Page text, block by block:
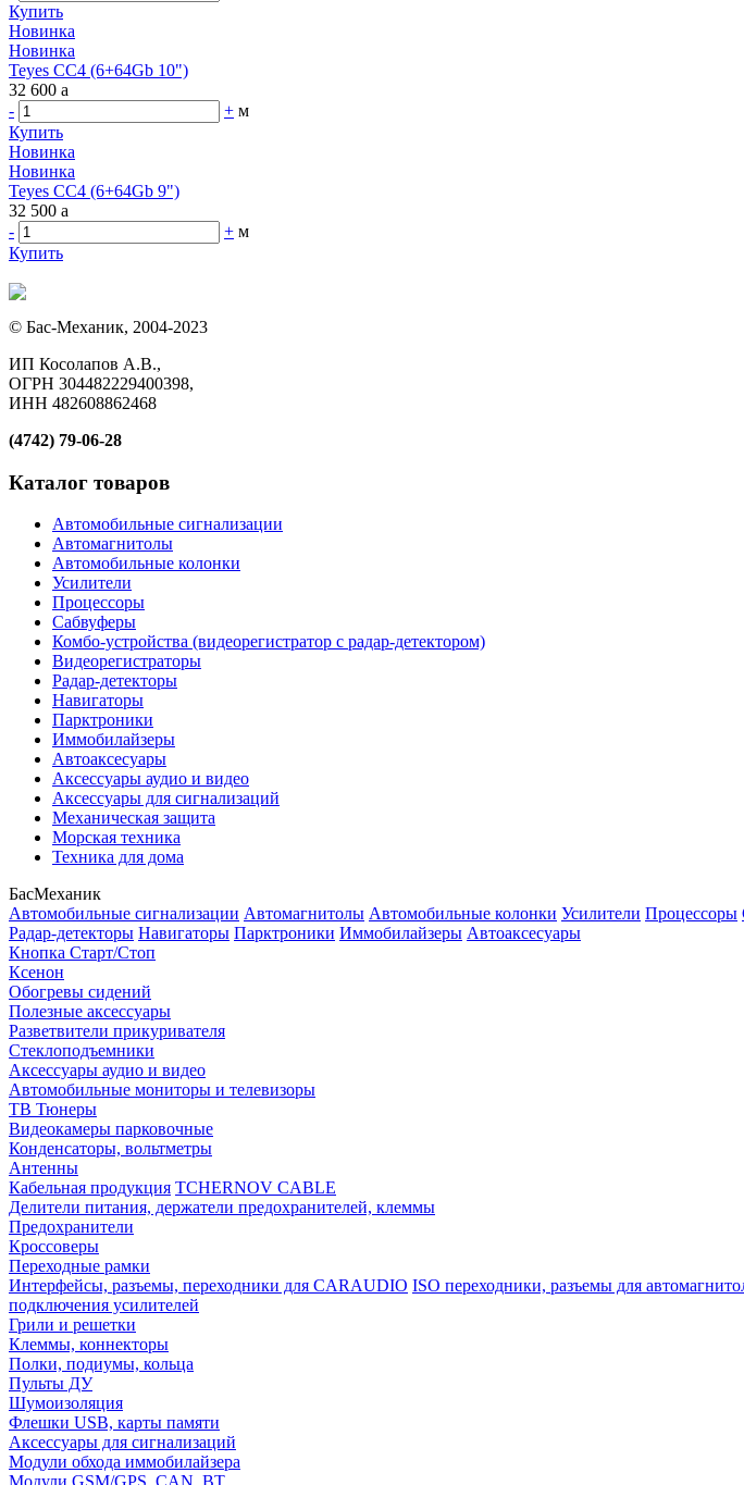
Купить
Новинка
Новинка
Teyes CC4 (6+64Gb 10")
32 600 a
-
+ м
Купить
Новинка
Новинка
Teyes CC4 (6+64Gb 9")
32 500 a
-
+ м
Купить
© Бас-Механик, 2004-2023
ИП Косолапов А.В.,
ОГРН 304482229400398,
ИНН 482608862468
(4742) 79-06-28
Каталог товаров
Автомобильные сигнализации
Автомагнитолы
Автомобильные колонки
Усилители
Процессоры
Сабвуферы
Комбо-устройства (видеорегистратор с радар-детектором)
Видеорегистраторы
Радар-детекторы
Навигаторы
Парктроники
Иммобилайзеры
Автоаксесуары
Аксессуары аудио и видео
Аксессуары для сигнализаций
Механическая защита
Морская техника
Техника для дома
БасМеханик
Автомобильные сигнализации Автомагнитолы Автомобильные колонки Усилители Процессоры
Радар-детекторы Навигаторы Парктроники Иммобилайзеры Автоаксесуары
Кнопка Старт/Стоп
Ксенон
Обогревы сидений
Полезные аксессуары
Разветвители прикуривателя
Стеклоподъемники
Аксессуары аудио и видео
Автомобильные мониторы и телевизоры
ТВ Тюнеры
Видеокамеры парковочные
Конденсаторы, вольтметры
Антенны
Кабельная продукция TCHERNOV CABLE
Делители питания, держатели предохранителей, клеммы
Предохранители
Кроссоверы
Переходные рамки
Интерфейсы, разъемы, переходники для CARAUDIO ISO переходники, разъемы для
подключения усилителей
Грили и решетки
Клеммы, коннекторы
Полки, подиумы, кольца
Пульты ДУ
Шумоизоляция
Флешки USB, карты памяти
Аксессуары для сигнализаций
Модули обхода иммобилайзера